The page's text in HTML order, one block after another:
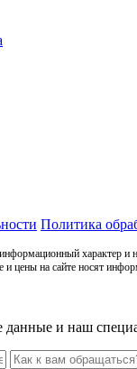
Политика
характер и
цены на сайте носят
данные и наш